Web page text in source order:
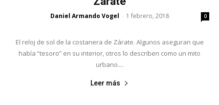
Daniel Armando Vogel - 1 febrero, 2018 0
El reloj de sol de la costanera de Zárate. Algunos aseguran que
había “tesoro” en su interior, otros lo describen como un mito
urbano....
Leer más